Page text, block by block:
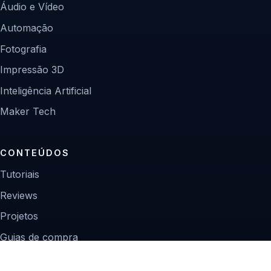
Áudio e Vídeo
Automação
Fotografia
Impressão 3D
Inteligência Artificial
Maker Tech
CONTEÚDOS
Tutoriais
Reviews
Projetos
Guias de compra